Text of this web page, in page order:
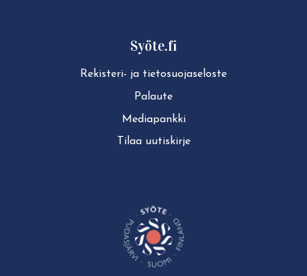
Syöte.fi
Rekisteri- ja tie­to­suo­ja­se­los­te
Palaute
Mediapankki
Tilaa uutiskirje